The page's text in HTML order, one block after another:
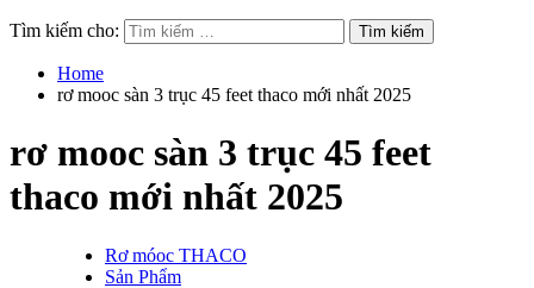
Tìm kiếm cho:
Home
rơ mooc sàn 3 trục 45 feet thaco mới nhất 2025
rơ mooc sàn 3 trục 45 feet
thaco mới nhất 2025
Rơ móoc THACO
Sản Phẩm